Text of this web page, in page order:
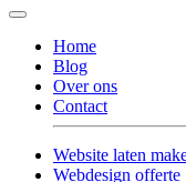
Home
Blog
Over ons
Contact
Website laten
Webdesign offerte